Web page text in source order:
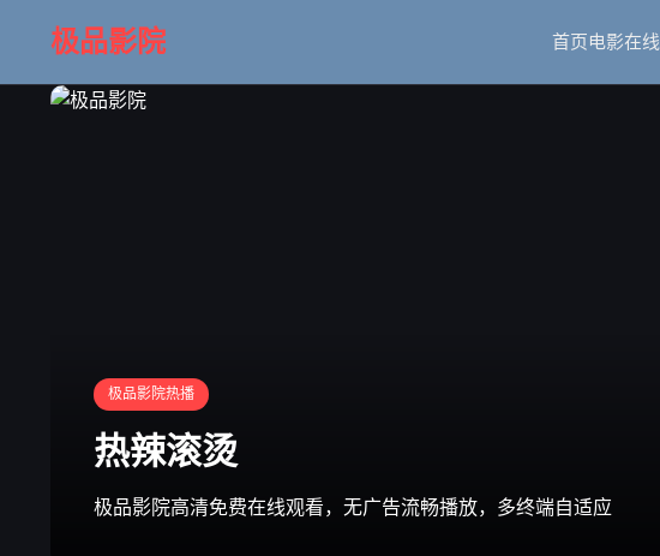
极品影院 首页电影在线
极品影院热播
热辣滚烫
极品影院高清免费在线观看，无广告流畅播放，多终端自适应